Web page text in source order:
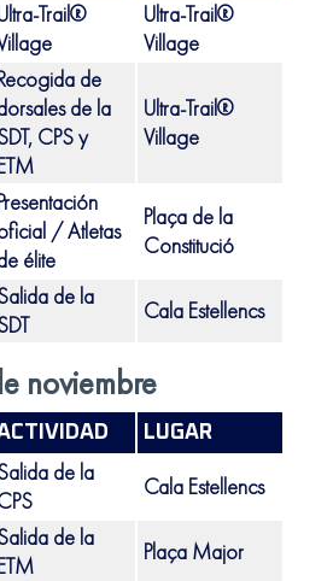
Trail®
Ultra-Trail®
Village
de
de la
CPS y
Ultra-Trail®
Village
/ Atletas
élite
Plaça de la
Constitució
de la
Cala Estellencs
noviembre
LUGAR
de la
Cala Estellencs
de la
Plaça Major